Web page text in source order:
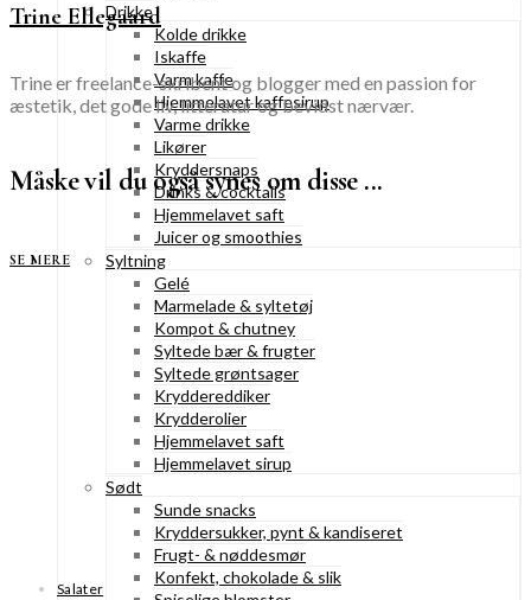
Drikke
Kolde drikke
Iskaffe
Varm kaffe
Hjemmelavet kaffesirup
Varme drikke
Likører
Kryddersnaps
Drinks & cocktails
Hjemmelavet saft
Juicer og smoothies
Syltning
Gelé
Marmelade & syltetøj
Kompot & chutney
Syltede bær & frugter
Syltede grøntsager
Kryddereddiker
Krydderolier
Hjemmelavet saft
Hjemmelavet sirup
Sødt
Sunde snacks
Kryddersukker, pynt & kandiseret
Frugt- & nøddesmør
Konfekt, chokolade & slik
Trine Ellegaard
Trine er freelance-skribent og blogger med en passion for
æstetik, det gode liv, litteratur og bevidst nærvær.
Måske vil du også synes om disse ...
SE MERE
Salater